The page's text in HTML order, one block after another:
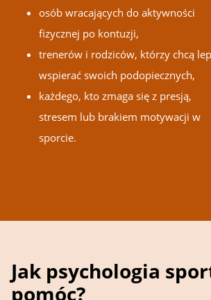
osób wracających do aktywności
fizycznej po kontuzji,
trenerów i rodziców, którzy chcą
wspierać swoich podopiecznych,
każdego, kto zmaga się z presją,
stresem lub brakiem motywacji w
sporcie.
Jak psychologia
pomóc?